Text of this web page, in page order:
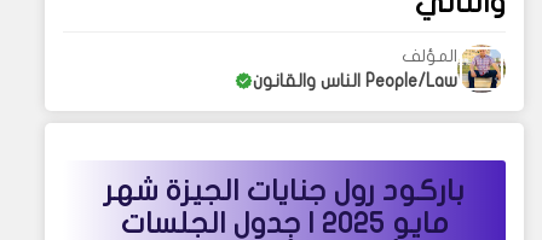
المؤلف
People/Law الناس والقانون
باركود رول جنايات الجيزة شهر
مايو 2025 | جدول الجلسات